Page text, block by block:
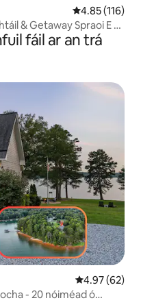
Meánrátáil
4.85 (116)
& Getaway Spraoi E -
fáil ar an trá
Meánrátáil
4.97 (62)
- 20 nóiméad ó